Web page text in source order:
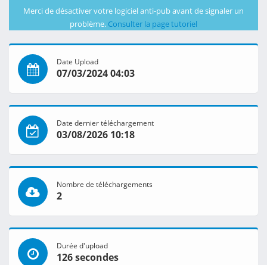
Merci de désactiver votre logiciel anti-pub avant de signaler un
problème. Consulter la page tutoriel
Date Upload
07/03/2024 04:03
Date dernier téléchargement
03/08/2026 10:18
Nombre de téléchargements
2
Durée d'upload
126 secondes